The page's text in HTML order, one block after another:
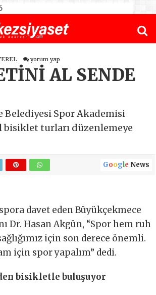
yorum yap
AL SENDE
Belediyesi Spor Akademisi
bisiklet turları düzenlemeye
Google News
davet eden Büyükçekmece
Dr. Hasan Akgün, “Spor hem ruh
için son derece önemli.
için spor yapalım” dedi.
bisikletle buluşuyor